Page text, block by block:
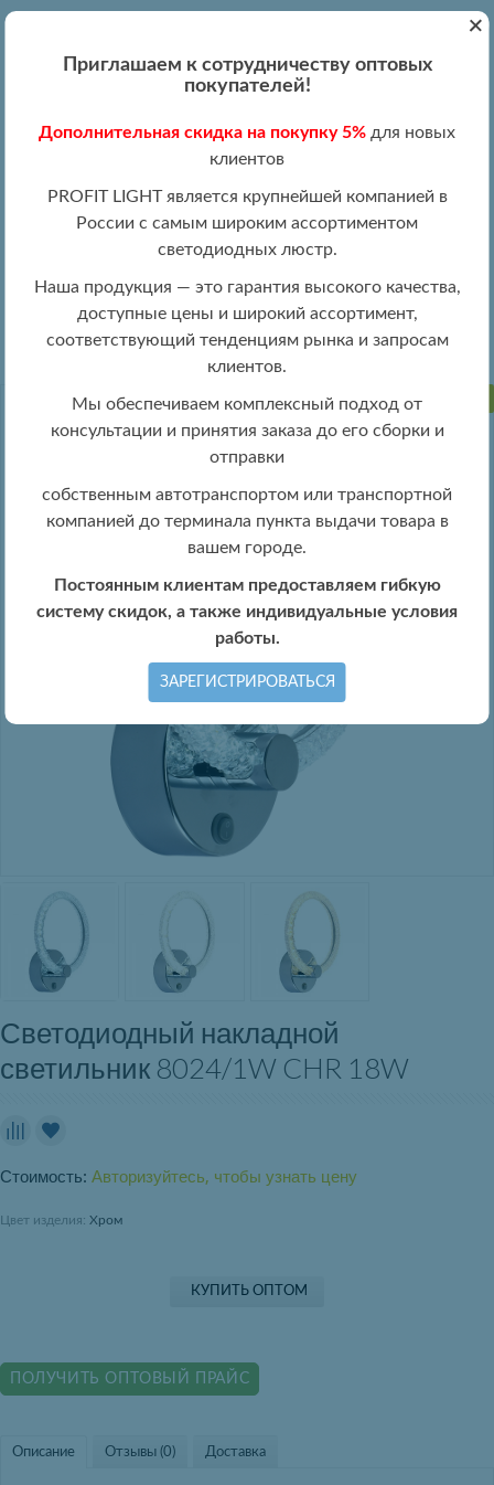
Регистрация
ПН-ПТ 09:00 - 19:00
info@profitlight.ru
Настенные светильники оптом » 8024/1W CHR
ПРОДАНО
Светодиодный накладной
светильник 8024/1W CHR 18W
Стоимость: Авторизуйтесь, чтобы узнать цену
Цвет изделия: Хром
КУПИТЬ ОПТОМ
ПОЛУЧИТЬ ОПТОВЫЙ ПРАЙС
Описание Отзывы (0) Доставка
+
Приглашаем к сотрудничеству оптовых
покупателей!
Дополнительная скидка на покупку 5% для новых
клиентов
PROFIT LIGHT является крупнейшей компанией в
России с самым широким ассортиментом
светодиодных люстр.
Наша продукция — это гарантия высокого качества,
доступные цены и широкий ассортимент,
соответствующий тенденциям рынка и запросам
клиентов.
Мы обеспечиваем комплексный подход от
консультации и принятия заказа до его сборки и
отправки
собственным автотранспортом или транспортной
компанией до терминала пункта выдачи товара в
вашем городе.
Постоянным клиентам предоставляем гибкую
систему скидок, а также индивидуальные условия
работы.
ЗАРЕГИСТРИРОВАТЬСЯ